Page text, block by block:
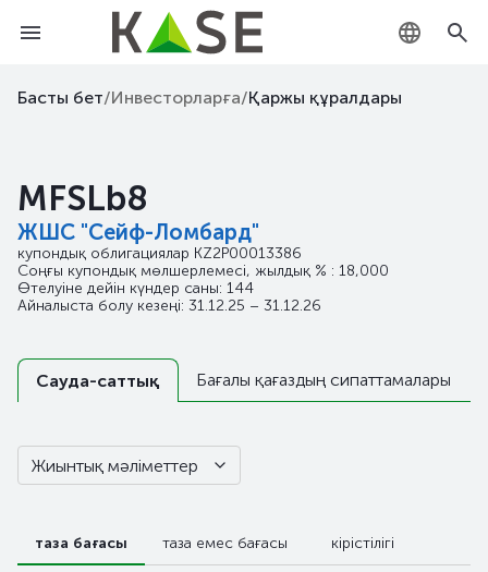
KZ
Басты бет/Инвесторларға/Қаржы құралдары
MFSLb8
ЖШС "Сейф-Ломбард"
купондық облигациялар KZ2P00013386
Соңғы купондық мөлшерлемесі, жылдық % : 18,000
Өтелуіне дейін күндер саны: 144
Айналыста болу кезеңі: 31.12.25 – 31.12.26
Сауда-саттық Бағалы қағаздың сипаттамалары
Жиынтық мәліметтер
таза бағасы таза емес бағасы кірістілігі